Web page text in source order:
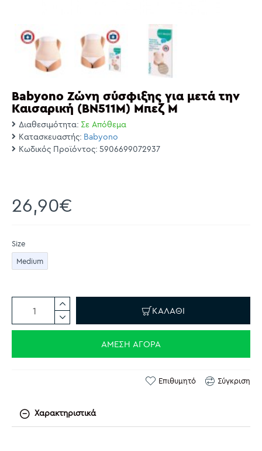
Babyono Zώνη σύσφιξης για μετά την
Καισαρική (BN511M) Μπεζ M
Διαθεσιμότητα: Σε Απόθεμα
Κατασκευαστής: Babyono
Κωδικός Προϊόντος: 5906699072937
26,90€
Size
Medium
ΚΑΛΆΘΙ
ΆΜΕΣΗ ΑΓΟΡΆ
Επιθυμητό Σύγκριση
Χαρακτηριστικά